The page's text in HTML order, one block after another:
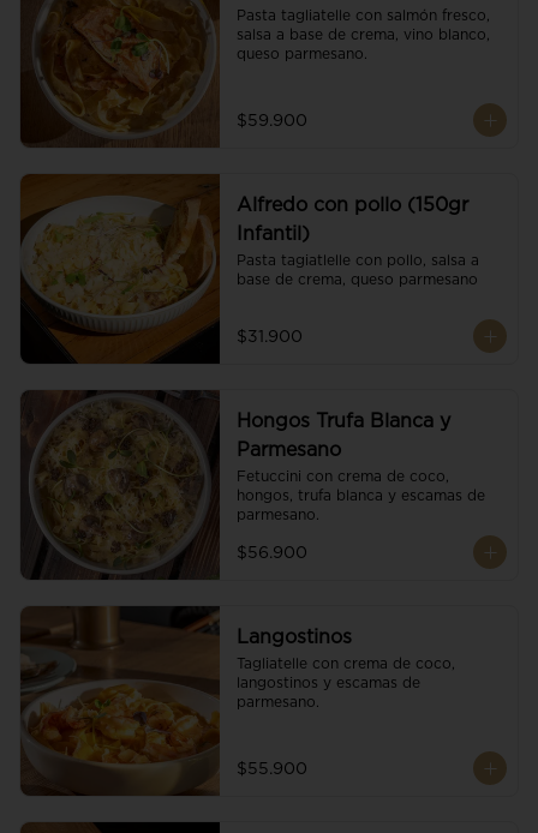
Pasta tagliatelle con salmón fresco,
salsa a base de crema, vino blanco,
queso parmesano.
$59.900
Alfredo con pollo (150gr
Infantil)
Pasta tagiatlelle con pollo, salsa a
base de crema, queso parmesano
$31.900
Hongos Trufa Blanca y
Parmesano
Fetuccini con crema de coco,
hongos, trufa blanca y escamas de
parmesano.
$56.900
Langostinos
Tagliatelle con crema de coco,
langostinos y escamas de
parmesano.
$55.900